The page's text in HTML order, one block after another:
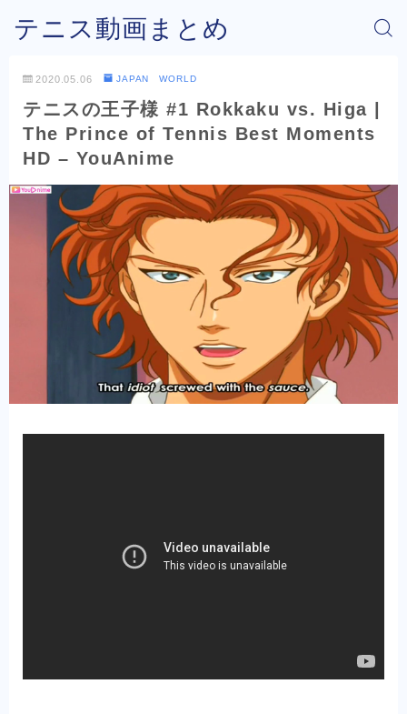
テニス動画まとめ
2020.05.06 JAPAN WORLD
テニスの王子様 #1 Rokkaku vs. Higa |
The Prince of Tennis Best Moments
HD – YouAnime